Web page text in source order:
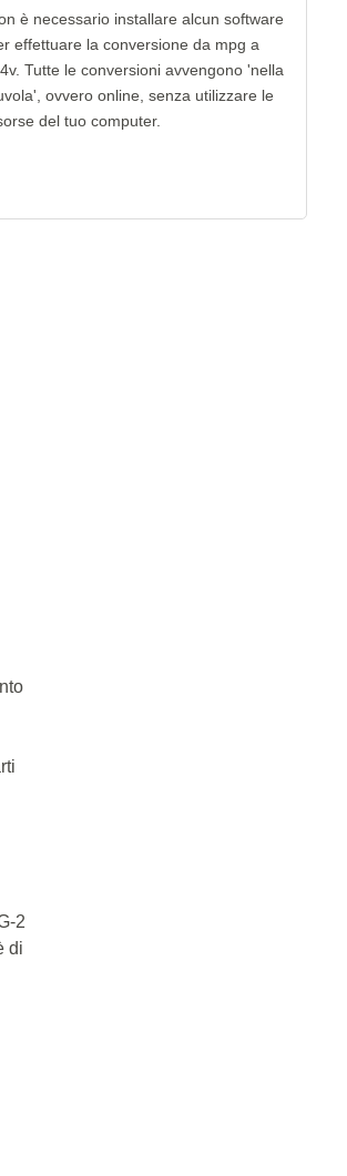
è necessario installare alcun software
effettuare la conversione da mpg a
Tutte le conversioni avvengono 'nella
ovvero online, senza utilizzare le
del tuo computer.
2
di